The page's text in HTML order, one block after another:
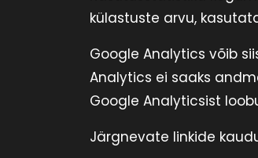
külastuste arvu,
Google Analytics võib
Analytics ei saaks
Google Analyticsist
Järgnevate linkide